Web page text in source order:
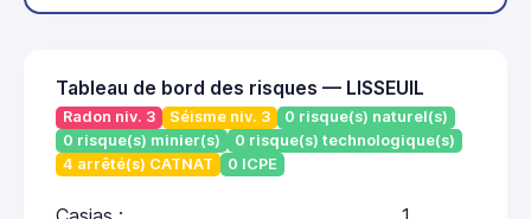
Tableau de bord des risques — LISSEUIL
Radon niv. 3 Séisme niv. 3
0 risque(s) naturel(s)
0 risque(s) minier(s)
0 risque(s) technologique(s)
4 arrêté(s) CATNAT
0 ICPE